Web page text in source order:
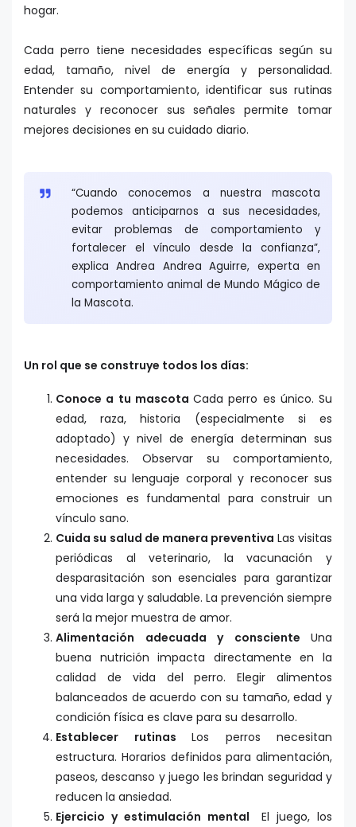
hogar.
Cada perro tiene necesidades específicas según su
edad, tamaño, nivel de energía y personalidad.
Entender su comportamiento, identificar sus rutinas
naturales y reconocer sus señales permite tomar
mejores decisiones en su cuidado diario.
“Cuando conocemos a nuestra mascota
podemos anticiparnos a sus necesidades,
evitar problemas de comportamiento y
fortalecer el vínculo desde la confianza”,
explica Andrea Andrea Aguirre, experta en
comportamiento animal de Mundo Mágico de
la Mascota.
Un rol que se construye todos los días:
Conoce a tu mascota Cada perro es único. Su
edad, raza, historia (especialmente si es
adoptado) y nivel de energía determinan sus
necesidades. Observar su comportamiento,
entender su lenguaje corporal y reconocer sus
emociones es fundamental para construir un
vínculo sano.
Cuida su salud de manera preventiva Las visitas
periódicas al veterinario, la vacunación y
desparasitación son esenciales para garantizar
una vida larga y saludable. La prevención siempre
será la mejor muestra de amor.
Alimentación adecuada y consciente Una
buena nutrición impacta directamente en la
calidad de vida del perro. Elegir alimentos
balanceados de acuerdo con su tamaño, edad y
condición física es clave para su desarrollo.
Establecer rutinas Los perros necesitan
estructura. Horarios definidos para alimentación,
paseos, descanso y juego les brindan seguridad y
reducen la ansiedad.
Ejercicio y estimulación mentalEl juego, los